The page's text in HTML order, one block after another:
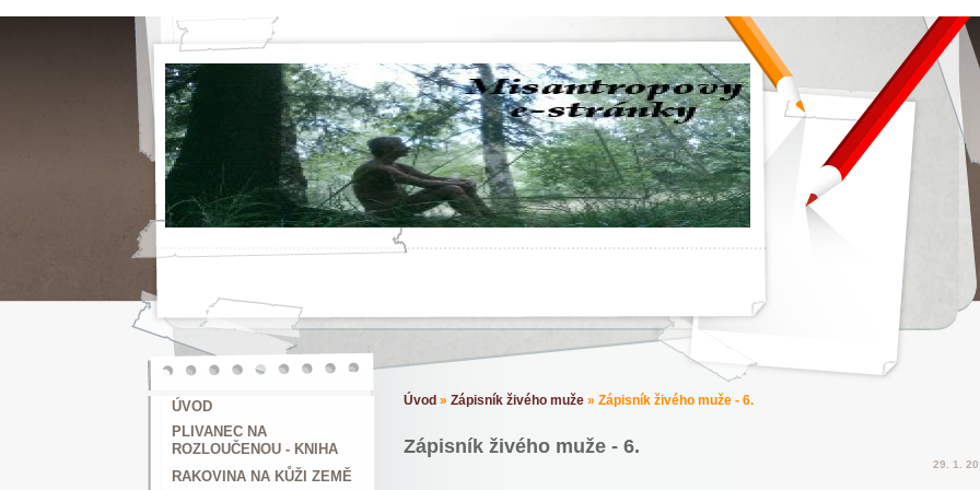
ÚVOD
PLIVANEC NA
ROZLOUČENOU - KNIHA
RAKOVINA NA KŮŽI ZEMĚ
Úvod » Zápisník živého muže» Zápisník živého muže - 6.
Zápisník živého muže - 6.
29. 1.